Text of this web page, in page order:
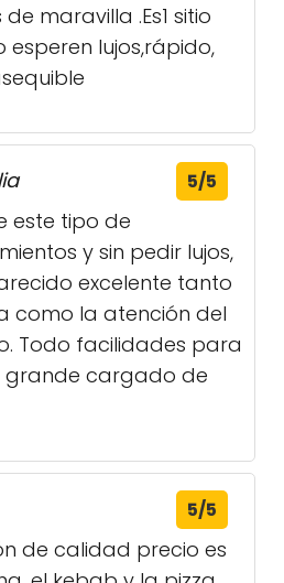
maravilla .Es1 sitio
esperen lujos,rápido,
5/5
este tipo de
y sin pedir lujos,
excelente tanto
como la atención del
Todo facilidades para
grande cargado de
5/5
de calidad precio es